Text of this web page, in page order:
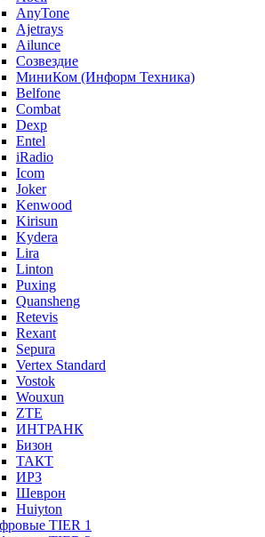
AnyTone
Ajetrays
Ailunce
Созвездие
МиниКом (Информ Техника)
Belfone
Combat
Dexp
Entel
iRadio
Icom
Joker
Kenwood
Kirisun
Kydera
Lira
Linton
Puxing
Quansheng
Retevis
Rexant
Sepura
Vertex Standard
Vostok
Wouxun
ZTE
ИНТРАНК
Бизон
ТАКТ
ИРЗ
Шеврон
Huiyton
TIER 1